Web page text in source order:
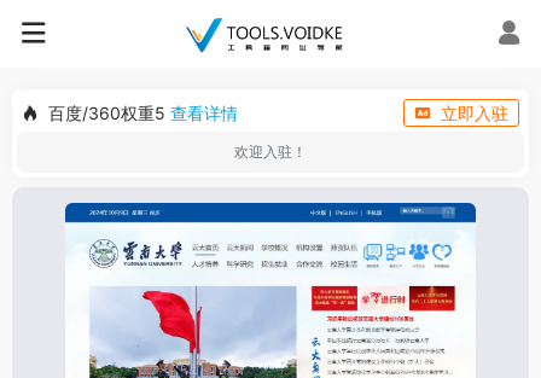
百度/360权重5 查看详情 立即入驻
欢迎入驻！